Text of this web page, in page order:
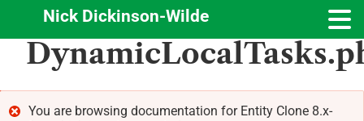
Aller
principal
Nick Dickinson-Wilde
You are browsing documentation for Entity Clone 8.x-